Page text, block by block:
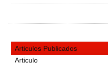
Articulos Publicados
Articulo